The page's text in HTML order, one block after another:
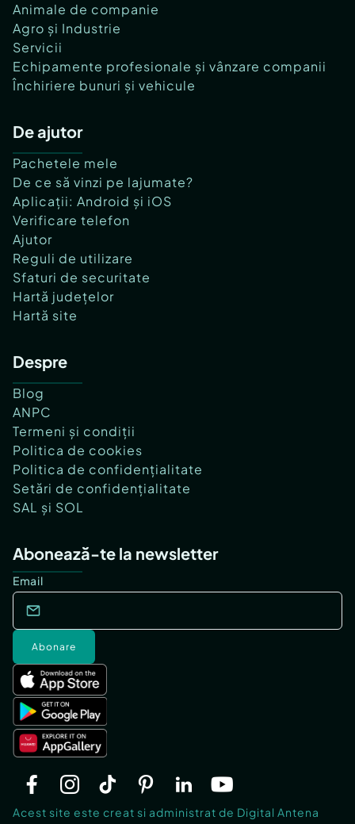
Animale de companie
Agro și Industrie
Servicii
Echipamente profesionale și vânzare companii
Închiriere bunuri și vehicule
De ajutor
Pachetele mele
De ce să vinzi pe lajumate?
Aplicații: Android și iOS
Verificare telefon
Ajutor
Reguli de utilizare
Sfaturi de securitate
Hartă județelor
Hartă site
Despre
Blog
ANPC
Termeni și condiții
Politica de cookies
Politica de confidențialitate
Setări de confidențialitate
SAL și SOL
Abonează-te la newsletter
Email
Abonare
Acest site este creat si administrat de Digital Antena